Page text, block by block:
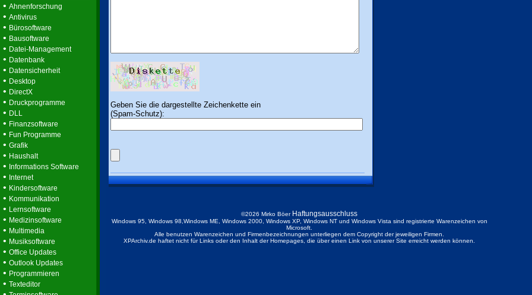
• Ahnenforschung
• Antivirus
• Bürosoftware
• Bausoftware
• Datei-Management
• Datenbank
• Datensicherheit
• Desktop
• DirectX
• Druckprogramme
• DLL
• Finanzsoftware
• Fun Programme
• Grafik
• Haushalt
• Informations Software
• Internet
• Kindersoftware
• Kommunikation
• Lernsoftware
• Medizinsoftware
• Multimedia
• Musiksoftware
• Office Updates
• Outlook Updates
• Programmieren
• Texteditor
Geben Sie die dargestellte Zeichenkette ein
(Spam-Schutz):
©2026 Mirko Böer Haftungsausschluss
Windows 95, Windows 98,Windows ME, Windows 2000, Windows XP, Windows NT und Windows Vista sind registrierte Warenzeichen von
Microsoft.
Alle benutzen Warenzeichen und Firmenbezeichnungen unterliegen dem Copyright der jeweiligen Firmen.
XPArchiv.de haftet nicht für Links oder den Inhalt der Homepages, die über einen Link von unserer Site erreicht werden können.